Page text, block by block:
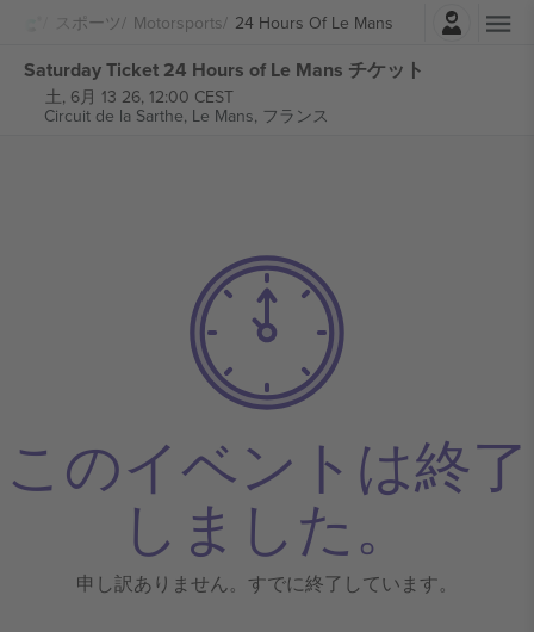
スポーツ Motorsports 24 Hours Of Le Mans
ログイン
Saturday Ticket 24 Hours of Le Mans チケット
土, 6月 13 26, 12:00 CEST
Circuit de la Sarthe, Le Mans, フランス
このイベントは終了
しました。
申し訳ありません。すでに終了しています。